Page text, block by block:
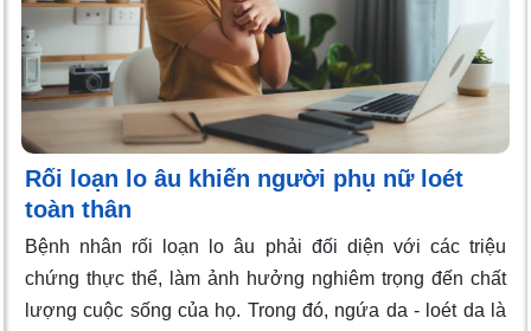
Rối loạn lo âu khiến người phụ nữ loét
toàn thân
Bệnh nhân rối loạn lo âu phải đối diện với các triệu
chứng thực thể, làm ảnh hưởng nghiêm trọng đến chất
lượng cuộc sống của họ. Trong đó, ngứa da - loét da là